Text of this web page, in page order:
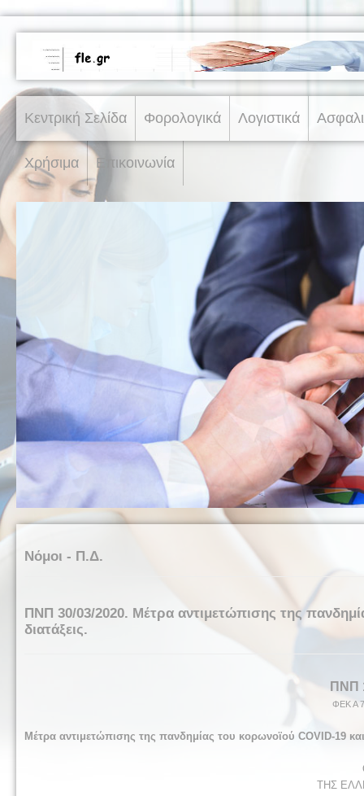
Κεντρική Σελίδα Φορολογικά Λογιστικά
Χρήσιμα Επικοινωνία
Νόμοι - Π.Δ.
ΠΝΠ 30/03/2020. Μέτρα αντιμετώπισης της
διατάξεις.
ΠΝΠ
ΦΕΚ Α
Μέτρα αντιμετώπισης της πανδημίας του κορωνοϊού COVID-19 και
ΤΗΣ